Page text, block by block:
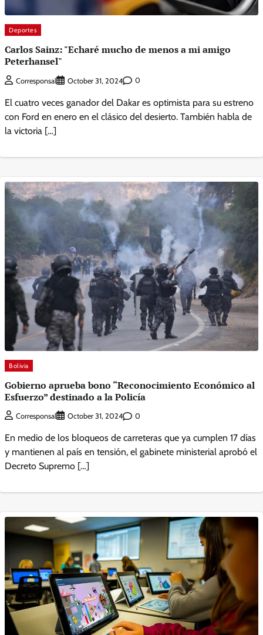
Deportes
Carlos Sainz: "Echaré mucho de menos a mi amigo
Peterhansel"
Corresponsal October 31, 2024 0
El cuatro veces ganador del Dakar es optimista para su estreno
con Ford en enero en el clásico del desierto. También habla de
la victoria […]
Bolivia
Gobierno aprueba bono “Reconocimiento Económico al
Esfuerzo” destinado a la Policía
Corresponsal October 31, 2024 0
En medio de los bloqueos de carreteras que ya cumplen 17 días
y mantienen al país en tensión, el gabinete ministerial aprobó el
Decreto Supremo […]